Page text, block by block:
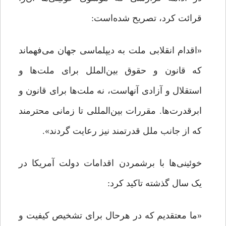
قرائت کرد، تصریح شده‌است:
«اقدام انقلابی ملت به دیپلماسی جهان می‌فهماند
که قانون و حقوق بین‌الملل برای ملت‌ها و
استقلال و آزادی آنهاست، نه ملت‌ها برای قانون و
ابرقدرت‌ها. مقررات بین‌المللی تا زمانی محترمند‌
که از جانب ملل قدرتمند نیز رعایت گردند».
خوئینی‌ها با برشمردن اقدامات دولت آمریکا در
یک سال گذشته تاکید کرد:
«ما معتقدیم که در هرحال برای تشخیص کیفیت و